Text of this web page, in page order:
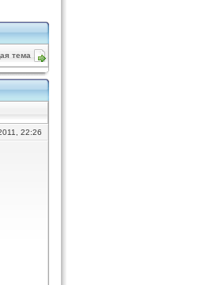
тема
22:26